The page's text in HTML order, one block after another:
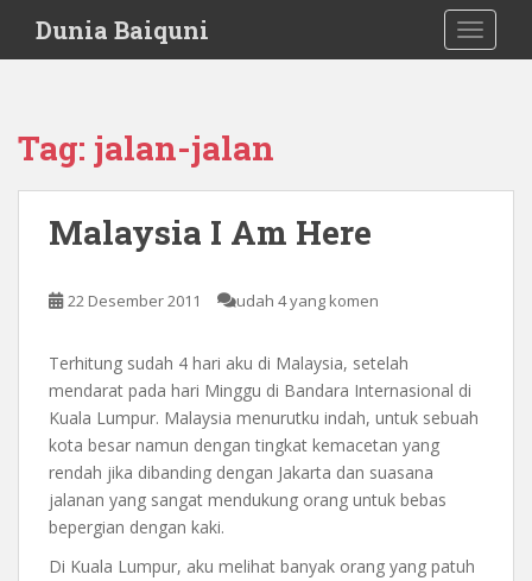
i
Dunia Baiquni
Tag: jalan-jalan
Malaysia I Am Here
22 Desember 2011 udah 4 yang komen
Terhitung sudah 4 hari aku di Malaysia, setelah
mendarat pada hari Minggu di Bandara Internasional di
Kuala Lumpur. Malaysia menurutku indah, untuk sebuah
kota besar namun dengan tingkat kemacetan yang
rendah jika dibanding dengan Jakarta dan suasana
jalanan yang sangat mendukung orang untuk bebas
bepergian dengan kaki.
Di Kuala Lumpur, aku melihat banyak orang yang patuh